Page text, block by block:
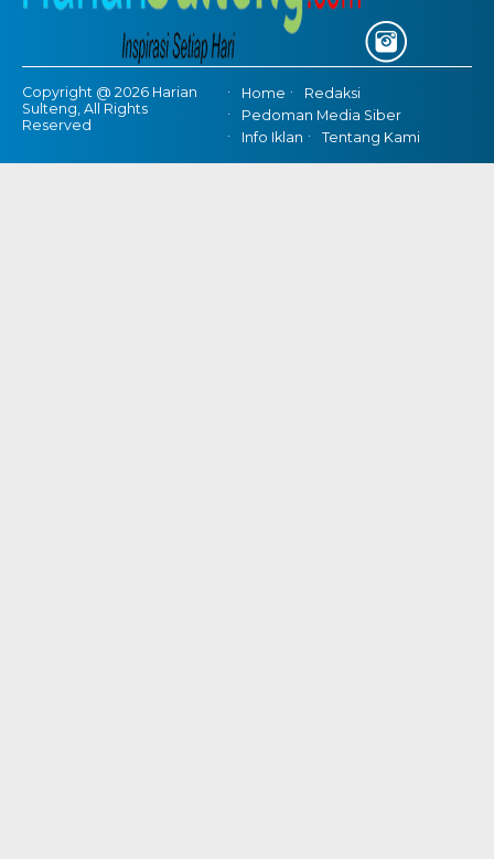
Copyright @ 2026 Harian
Sulteng, All Rights
Reserved
Home
Redaksi
Pedoman Media Siber
Info Iklan
Tentang Kami